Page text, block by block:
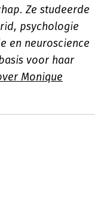
Ze studeerde
psychologie
en neuroscience
voor haar
Monique